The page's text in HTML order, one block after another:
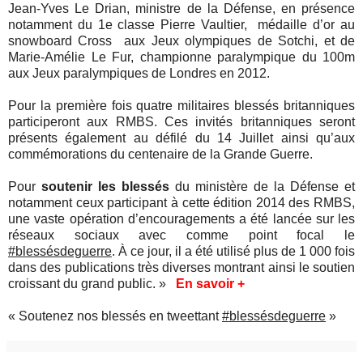
Jean-Yves Le Drian, ministre de la Défense, en présence
notamment du 1e classe Pierre Vaultier, médaille d’or au
snowboard Cross aux Jeux olympiques de Sotchi, et de
Marie-Amélie Le Fur, championne paralympique du 100m
aux Jeux paralympiques de Londres en 2012.
Pour la première fois quatre militaires blessés britanniques
participeront aux RMBS. Ces invités britanniques seront
présents également au défilé du 14 Juillet ainsi qu’aux
commémorations du centenaire de la Grande Guerre.
Pour soutenir les blessés du ministère de la Défense et
notamment ceux participant à cette édition 2014 des RMBS,
une vaste opération d’encouragements a été lancée sur les
réseaux sociaux avec comme point focal le
#blessésdeguerre. À ce jour, il a été utilisé plus de 1 000 fois
dans des publications très diverses montrant ainsi le soutien
croissant du grand public. »
En savoir +
« Soutenez nos blessés en tweettant#blessésdeguerre »